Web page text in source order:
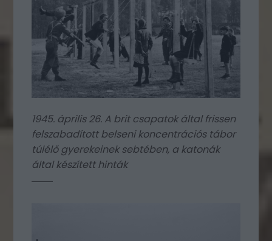
1945. április 26. A brit csapatok által frissen
felszabadított belseni koncentrációs tábor
túlélő gyerekeinek sebtében, a katonák
által készített hinták